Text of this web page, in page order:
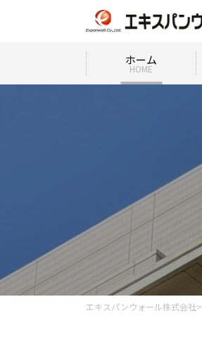
ホーム
HOME
エキスパンウォール株式会社>